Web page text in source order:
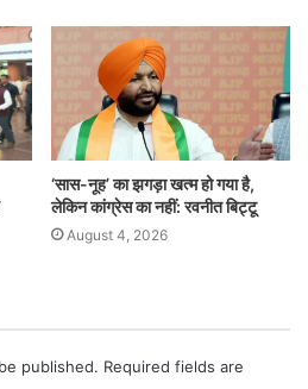
‘सास-नूह’ का झगड़ा खत्म हो गया है,
लेकिन कांग्रेस का नहीं: रवनीत बिट्टू
August 4, 2026
published. Required fields are